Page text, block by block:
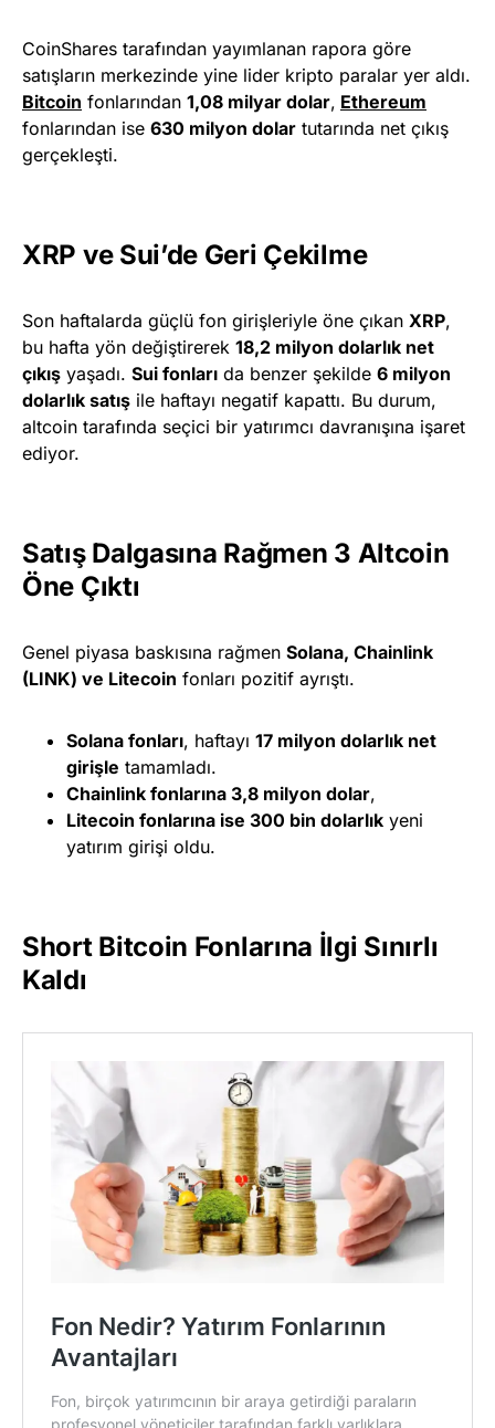
CoinShares tarafından yayımlanan rapora göre
satışların merkezinde yine lider kripto paralar yer aldı.
Bitcoin fonlarından 1,08 milyar dolar, Ethereum
fonlarından ise 630 milyon dolar tutarında net çıkış
gerçekleşti.
XRP ve Sui’de Geri Çekilme
Son haftalarda güçlü fon girişleriyle öne çıkan XRP,
bu hafta yön değiştirerek 18,2 milyon dolarlık net
çıkış yaşadı. Sui fonları da benzer şekilde 6 milyon
dolarlık satış ile haftayı negatif kapattı. Bu durum,
altcoin tarafında seçici bir yatırımcı davranışına işaret
ediyor.
Satış Dalgasına Rağmen 3 Altcoin
Öne Çıktı
Genel piyasa baskısına rağmen Solana, Chainlink
(LINK) ve Litecoin fonları pozitif ayrıştı.
Solana fonları, haftayı 17 milyon dolarlık net
girişle tamamladı.
Chainlink fonlarına 3,8 milyon dolar,
Litecoin fonlarına ise 300 bin dolarlık yeni
yatırım girişi oldu.
Short Bitcoin Fonlarına İlgi Sınırlı
Kaldı